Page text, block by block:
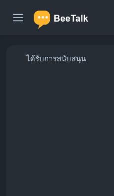
ได้รับการสนับสนุน